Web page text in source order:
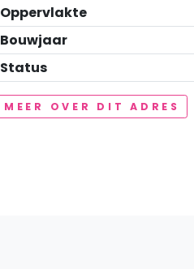
Oppervlakte
Bouwjaar
Status
MEER OVER DIT ADRES